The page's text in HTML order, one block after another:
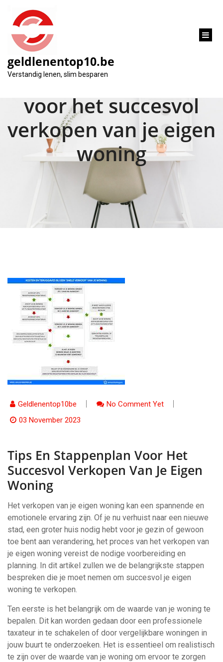
gaan
geldlenentop10.be
Verstandig lenen, slim besparen
Tips en stappenplan
voor het succesvol
verkopen van je eigen
woning
Geldlenentop10be
No Comment Yet
03 November 2023
Tips En Stappenplan Voor Het
Succesvol Verkopen Van Je Eigen
Woning
Het verkopen van je eigen woning kan een spannende en
emotionele ervaring zijn. Of je nu verhuist naar een nieuwe
stad, een groter huis nodig hebt voor je gezin of gewoon
toe bent aan verandering, het proces van het verkopen van
je eigen woning vereist de nodige voorbereiding en
planning. In dit artikel zullen we de belangrijkste stappen
bespreken die je moet nemen om succesvol je eigen
woning te verkopen.
Ten eerste is het belangrijk om de waarde van je woning te
bepalen. Dit kan worden gedaan door een professionele
taxateur in te schakelen of door vergelijkbare woningen in
jouw buurt te onderzoeken. Het is essentieel om realistisch
te zijn over de waarde van je woning om ervoor te zorgen